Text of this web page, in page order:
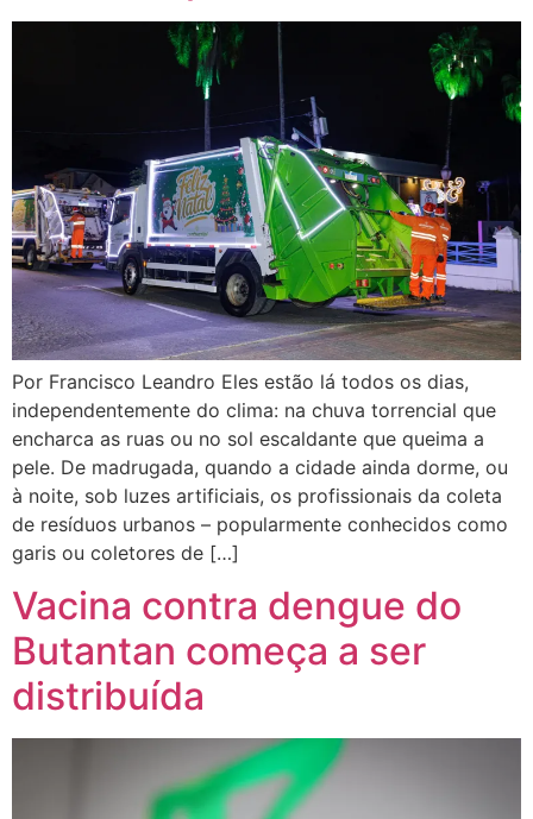
Por Francisco Leandro Eles estão lá todos os dias,
independentemente do clima: na chuva torrencial que
encharca as ruas ou no sol escaldante que queima a
pele. De madrugada, quando a cidade ainda dorme, ou
à noite, sob luzes artificiais, os profissionais da coleta
de resíduos urbanos – popularmente conhecidos como
garis ou coletores de […]
Vacina contra dengue do
Butantan começa a ser
distribuída